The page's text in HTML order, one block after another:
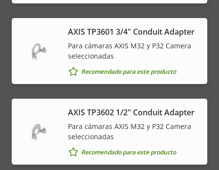
AXIS TP3601 3/4" Conduit Adapter
Para cámaras AXIS M32 y P32 Camera
seleccionadas
Recomendado para este producto
AXIS TP3602 1/2" Conduit Adapter
Para cámaras AXIS M32 y P32 Camera
seleccionadas
Recomendado para este producto